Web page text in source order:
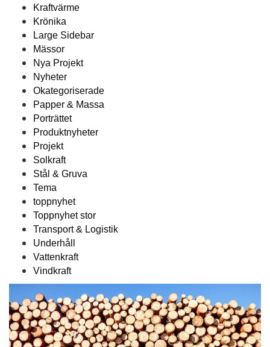
Kraftvärme
Krönika
Large Sidebar
Mässor
Nya Projekt
Nyheter
Okategoriserade
Papper & Massa
Porträttet
Produktnyheter
Projekt
Solkraft
Stål & Gruva
Tema
toppnyhet
Toppnyhet stor
Transport & Logistik
Underhåll
Vattenkraft
Vindkraft